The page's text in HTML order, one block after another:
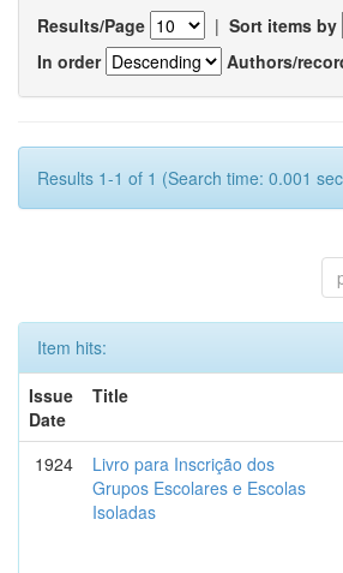
Results/Page | Sort items by
In order
Authors/
Results 1-1 of 1 (Search time: 0.001
Item hits:
Issue
Date
Title
1924
Livro para Inscrição dos
Grupos Escolares e Escolas
Isoladas